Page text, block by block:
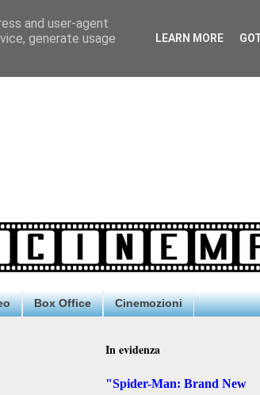
Box Office Cinemozioni
In evidenza
"Spider-Man: Brand New
and user-agent
generate usage
LEARN MORE